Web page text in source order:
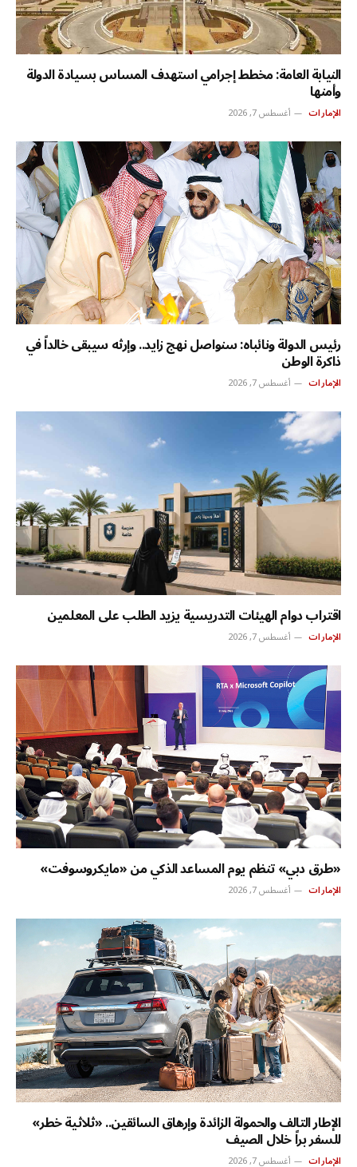
النيابة العامة: مخطط إجرامي استهدف المساس بسيادة الدولة
وأمنها
الإمارات أغسطس 7, 2026
رئيس الدولة ونائباه: سنواصل نهج زايد.. وإرثه سيبقى خالداً في
ذاكرة الوطن
الإمارات أغسطس 7, 2026
اقتراب دوام الهيئات التدريسية يزيد الطلب على المعلمين
الإمارات أغسطس 7, 2026
«طرق دبي» تنظم يوم المساعد الذكي من «مايكروسوفت»
الإمارات أغسطس 7, 2026
الإطار التالف والحمولة الزائدة وإرهاق السائقين.. «ثلاثية خطر»
للسفر براً خلال الصيف
الإمارات أغسطس 7, 2026